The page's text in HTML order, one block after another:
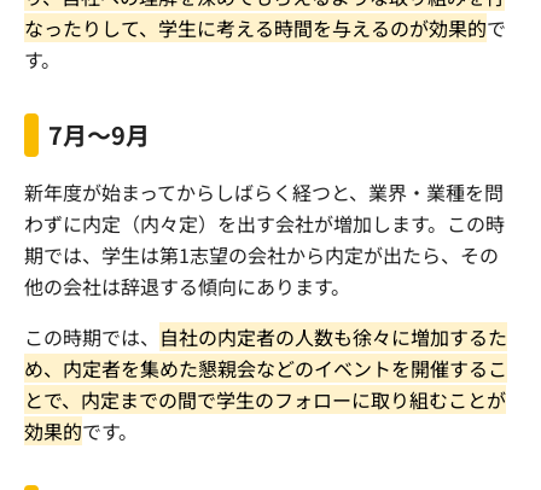
なったりして、学生に考える時間を与えるのが効果的で
す。
7月〜9月
新年度が始まってからしばらく経つと、業界・業種を問
わずに内定（内々定）を出す会社が増加します。この時
期では、学生は第1志望の会社から内定が出たら、その
他の会社は辞退する傾向にあります。
この時期では、 自社の内定者の人数も徐々に増加するた
め、内定者を集めた懇親会などのイベントを開催するこ
とで、内定までの間で学生のフォローに取り組むことが
効果的です。